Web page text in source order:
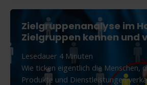
&
Folgen
Zielgruppenanalyse im
Zielgruppen kennen und
Lesedauer 4 Minuten
Wie ticken eigentlich die Menschen,
Produkte und Dienstleistungen